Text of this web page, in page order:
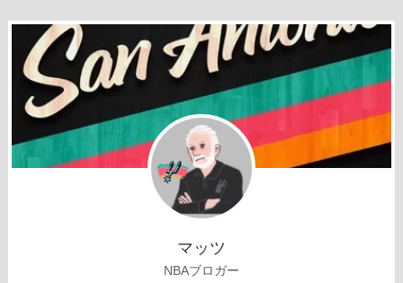
マッツ
NBAブロガー